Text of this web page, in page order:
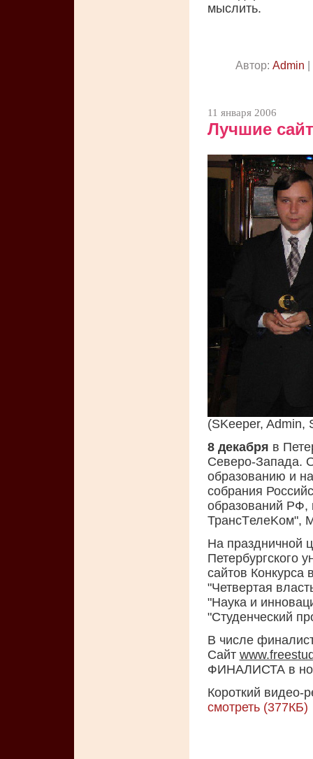
мыслить.
Автор: Admin |
11 января 2006
Лучшие
(SKeeper, Admin,
8 декабря в
Северо-Запада.
образованию и
собрания
образований РФ,
ТрансTелеKом",
На праздничной
Петербургского
сайтов Конкурса
"Четвертая
"Наука и
"Студенческий
В числе
Сайт
ФИНАЛИСТА в
Короткий видео-
смотреть (377КБ)